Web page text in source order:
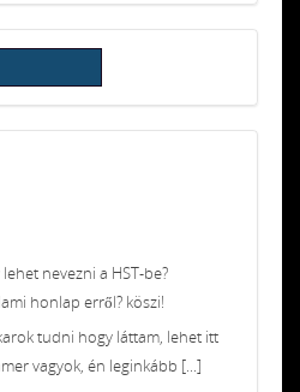
nevezni a HST-be?
honlap erről? köszi!
tudni hogy láttam, lehet itt
vagyok, én leginkább [...]